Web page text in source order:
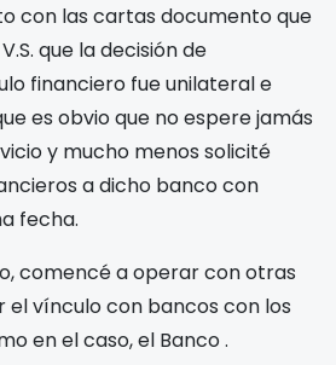
con las cartas documento que
que la decisión de
financiero fue unilateral e
es obvio que no espere jamás
y mucho menos solicité
a dicho banco con
fecha.
comencé a operar con otras
el vínculo con bancos con los
en el caso, el Banco.